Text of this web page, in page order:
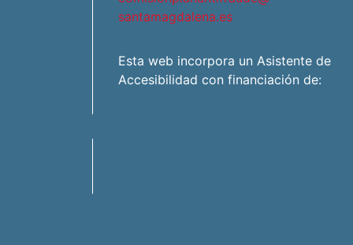
santamagdalena.es
Esta web incorpora un Asistente de
Accesibilidad con financiación de: